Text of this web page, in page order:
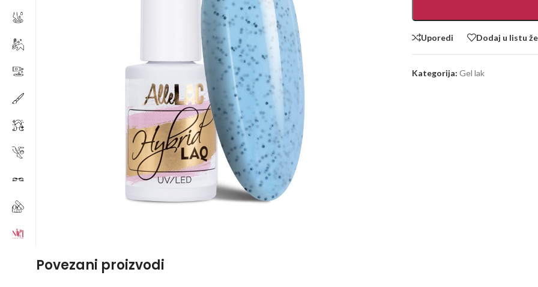
Uporedi Dodaj u listu
Kategorija: Gel lak
Povezani proizvodi